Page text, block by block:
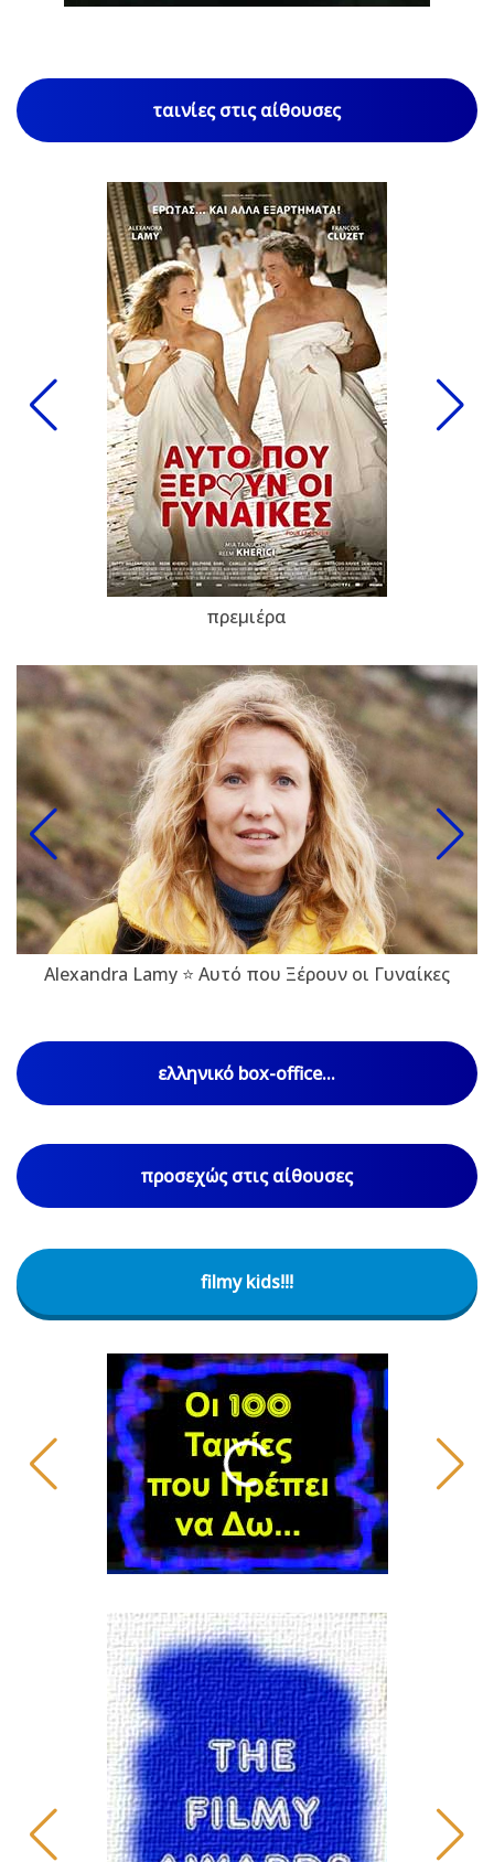
ταινίες στις αίθουσες
πρεμιέρα
Alexandra Lamy ⭐ Αυτό που Ξέρουν οι Γυναίκες
ελληνικό box-office...
προσεχώς στις αίθουσες
filmy kids!!!